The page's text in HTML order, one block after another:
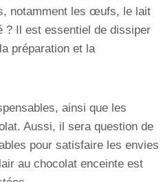
notamment les œufs, le lait
? Il est essentiel de dissiper
préparation et la
ainsi que les
Aussi, il sera question de
pour satisfaire les envies
au chocolat enceinte est